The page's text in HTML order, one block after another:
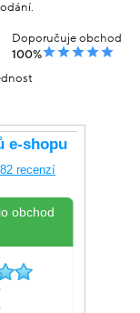
Doporučuje obchod
100%